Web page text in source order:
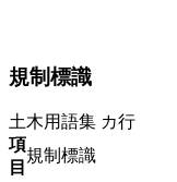
規制標識
土木用語集 カ行
項
目
規制標識